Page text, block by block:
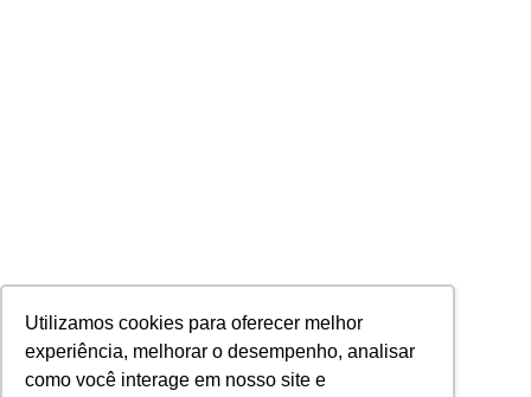
Utilizamos cookies para oferecer melhor
experiência, melhorar o desempenho, analisar
como você interage em nosso site e